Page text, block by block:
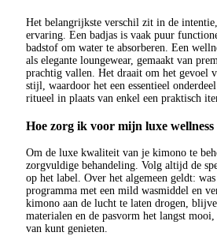
Het belangrijkste verschil zit in de
ervaring. Een badjas is vaak puur
badstof om water te absorberen. Een
als elegante loungewear, gemaakt van
prachtig vallen. Het draait om het gevoel
stijl, waardoor het een essentieel
ritueel in plaats van enkel een praktisch
Hoe zorg ik voor mijn luxe
Om de luxe kwaliteit van je kimono te
zorgvuldige behandeling. Volg altijd de
op het label. Over het algemeen geldt:
programma met een mild wasmiddel en
kimono aan de lucht te laten drogen,
materialen en de pasvorm het langst
van kunt genieten.